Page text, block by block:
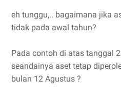
eh tunggu,.. bagaimana jika
tidak pada awal tahun?
Pada contoh di atas tanggal
seandainya aset tetap
bulan 12 Agustus ?